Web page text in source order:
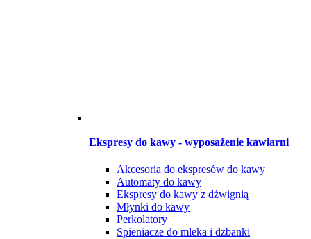
Ekspresy do kawy - wyposażenie kawiarni
Akcesoria do ekspresów do kawy
Automaty do kawy
Ekspresy do kawy z dźwignią
Młynki do kawy
Perkolatory
Spieniacze do mleka i dzbanki